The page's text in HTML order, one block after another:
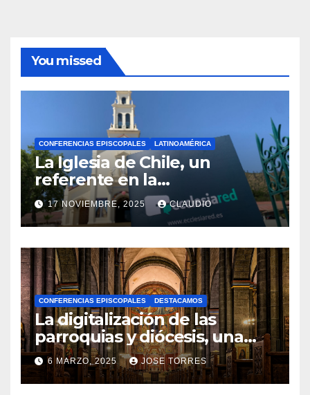
You missed
CONFERENCIAS EPISCOPALES LATINOAMÉRICA
La Iglesia de Chile, un
referente en la
transformación digital
gracias a Ecclesiared
17 NOVIEMBRE, 2025 CLAUDIO
N
O
H
A
Y
C
O
M
CONFERENCIAS EPISCOPALES DESTACAMOS
La digitalización de las
parroquias y diócesis, una
realidad ya para el futuro de
la Iglesia
6 MARZO, 2025 JOSE TORRES
N